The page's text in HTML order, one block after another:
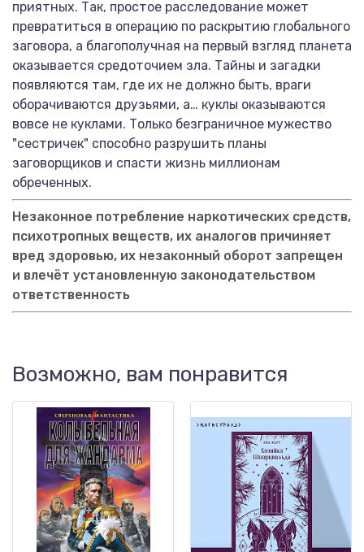
приятных. Так, простое расследование может
превратиться в операцию по раскрытию глобального
заговора, а благополучная на первый взгляд планета
оказывается средоточием зла. Тайны и загадки
появляются там, где их не должно быть, враги
оборачиваются друзьями, а… куклы оказываются
вовсе не куклами. Только безграничное мужество
"сестричек" способно разрушить планы
заговорщиков и спасти жизнь миллионам
обреченных.
Незаконное потребление наркотических средств,
психотропных веществ, их аналогов причиняет
вред здоровью, их незаконный оборот запрещен
и влечёт установленную законодательством
ответственность
Возможно, вам понравится